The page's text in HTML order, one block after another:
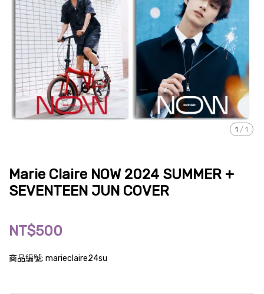
1 / 1
Marie Claire NOW 2024 SUMMER +
SEVENTEEN JUN COVER
NT$500
商品編號: marieclaire24su